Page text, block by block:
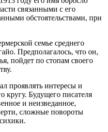
связанными с его
обстоятельствами, при
семье среднего
Предполагалось, что он,
пойдет по стопам своего
проявлять интересы и
кругу. Будущего писателя
и неизведанное,
сложные повороты